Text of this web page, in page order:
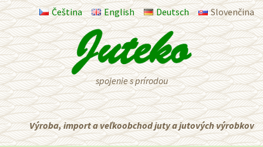
Čeština English Deutsch Slovenčina
spojenie s prírodou
Výroba, import a veľkoobchod juty a jutových výrobkov